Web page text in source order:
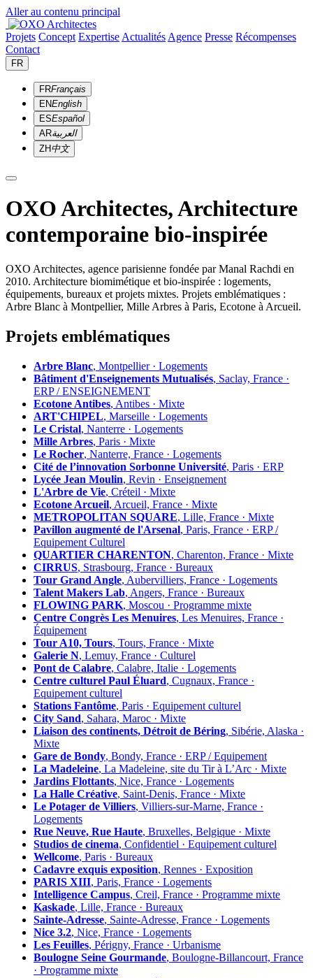
Aller au contenu principal
Projets Concept Expertise Actualités Agence Presse Récompenses
Contact
FR
FRFrançais
ENEnglish
ESEspañol
ARالعربية
ZH中文
OXO Architectes, Architecture
contemporaine bio-inspirée
OXO Architectes, agence parisienne fondée par Manal Rachdi en
2010. Architecture biomimétique et bio-inspirée : logements,
équipements, bureaux et projets mixtes. Projets emblématiques :
Arbre Blanc à Montpellier, Mille Arbres à Paris, Ecotone à Arcueil.
Projets emblématiques
Arbre Blanc, Montpellier · Logements
Bâtiment d'Enseignements Mutualisés, Saclay, France ·
ERP / ENSEIGNEMENT
Ecotone Antibes, Antibes · Mixte
ART'CHIPEL, Marseille · Logements
Le Cristal, Nanterre · Logements
Mille Arbres, Paris · Mixte
Le Rocher, Nanterre, France · Logements
Cité de l’innovation Sorbonne Université, Paris · ERP
Lycée Jean Moulin, Revin · Enseignement
L'Arbre de Vie, Créteil · Mixte
Ecotone Arcueil, Arcueil, France · Mixte
METROPOLITAN SQUARE, Lille, France · Mixte
Pavillon augmenté de l'Arsenal, Paris, France · ERP /
Equipement Culturel
QUARTIER CHARENTON, Charenton, France · Mixte
CIRRUS, Strasbourg, France · Bureaux
Tour Grand Angle, Aubervilliers, France · Logements
Talent Makers Lab, Angers, France · Bureaux
FLOWING PARK, Moscou · Programme mixte
Centre Congrès Les Menuires, Les Menuires, France ·
Équipement
Tour A10, Tours, Tours, France · Mixte
Galerie N, Lemuy, France · Culturel
Pont de Calabre, Calabre, Italie · Logements
Centre culturel Paul Éluard, Cugnaux, France ·
Equipement culturel
Stations Fantôme, Paris · Equipement culturel
City Sand, Sahara, Maroc · Mixte
Liaison des continents, Détroit de Béring, Sibérie, Alaska ·
Mixte
Gare de Bondy, Bondy, France · ERP / Equipement
La Madeleine, La Madeleine, site du Tir à L’Arc · Mixte
Jardins Flottants, Nice, France · Logements
La Halle Créative, Saint-Denis, France · Mixte
Le Potager de Villiers, Villiers-sur-Marne, France ·
Logements
Rue Neuve, Rue Haute, Bruxelles, Belgique · Mixte
Studios de cinema, Confidentiel · Equipement culturel
Wellcome, Paris · Bureaux
Cadavre exquis exposition, Rennes · Exposition
PARIS XIII, Paris, France · Logements
Intelligence Campus, Creil, France · Programme mixte
Kaskade, Lille, France · Bureaux
Sainte-Adresse, Sainte-Adresse, France · Logements
Nice 3.2, Nice, France · Logements
Les Feuilles, Périgny, France · Urbanisme
Boulogne Seine Gourmande, Boulogne-Billancourt, France
· Programme mixte